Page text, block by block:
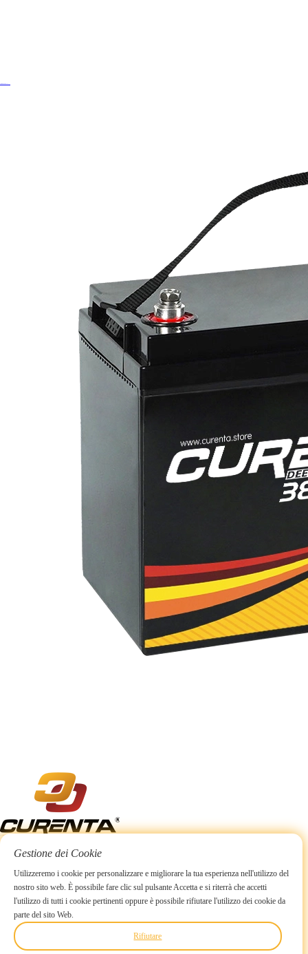
Gestione dei Cookie
Utilizzeremo i cookie per personalizzare e migliorare la tua esperienza nell'utilizzo del
nostro sito web. È possibile fare clic sul pulsante Accetta e si riterrà che accetti
l'utilizzo di tutti i cookie pertinenti oppure è possibile rifiutare l'utilizzo dei cookie da
parte del sito Web.
Rifiutare